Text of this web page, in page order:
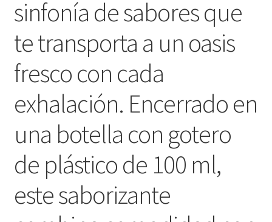
sinfonía de sabores que
te transporta a un oasis
fresco con cada
exhalación. Encerrado en
una botella con gotero
de plástico de 100 ml,
este saborizante